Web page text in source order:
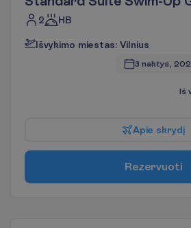
2 HB
Išvykimo miestas: Vilnius
3 naktys,
Iš
Apie skrydį
Rezervuoti